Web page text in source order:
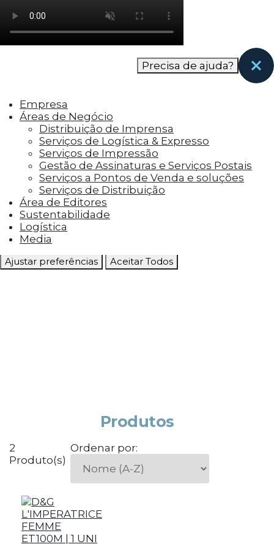
como os visitantes interagem com o site. Esses
cookies ajudam a fornecer informações sobre
as métricas do número de visitantes, taxa de
rejeição, origem do tráfego, etc.
funcionalidades, como compartilhar o
conteúdo do site em plataformas de social
media, coletar feedbacks e outros recursos de
terceiros.
Cookies Marketing
Os cookies de marketing são usados para
entregar aos visitantes anúncios
personalizados com base nas páginas que eles
visitaram antes e analisar a eficácia da
campanha publicitária.
Ajustar preferências Aceitar Todos
Precisa de ajuda?
Empresa
Áreas de Negócio
Distribuição de Imprensa
Serviços de Logística & Expresso
Serviços de Impressão
Gestão de Assinaturas e Serviços Postais
Serviços a Pontos de Venda e soluções
Serviços de Distribuição
Área de Editores
Sustentabilidade
Logística
Media
Produtos
2
Produto(s)
Ordenar por: